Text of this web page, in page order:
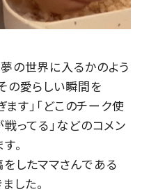
の世界に入るかのよう
の愛らしい瞬間を
す」「どこのチーク使
ってる」などのコメン
。
したママさんである
した。